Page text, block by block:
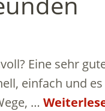
Eine sehr
einfach und
…